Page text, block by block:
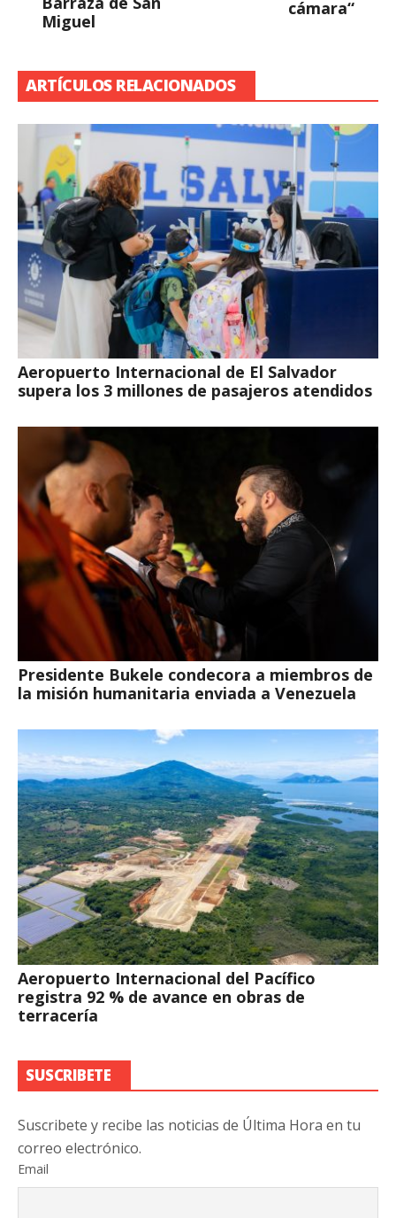
Miguel
cámara“
ARTÍCULOS RELACIONADOS
Aeropuerto Internacional de El Salvador
supera los 3 millones de pasajeros atendidos
Presidente Bukele condecora a miembros de
la misión humanitaria enviada a Venezuela
Aeropuerto Internacional del Pacífico
registra 92 % de avance en obras de
terracería
SUSCRIBETE
Suscribete y recibe las noticias de Última Hora en tu
correo electrónico.
Email